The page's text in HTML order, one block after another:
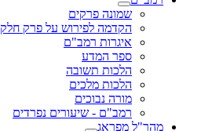
שמונה פרקים
הקדמה לפירוש על פרק חלק
איגרות רמב"ם
ספר המדע
הלכות תשובה
הלכות מלכים
מורה נבוכים
רמב"ם - שיעורים נפרדים
מהר"ל מפראג